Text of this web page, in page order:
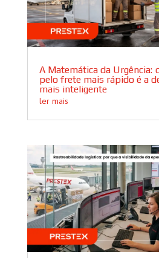
A Matemática da Urgência:
pelo frete mais rápido é a
mais inteligente
ler mais